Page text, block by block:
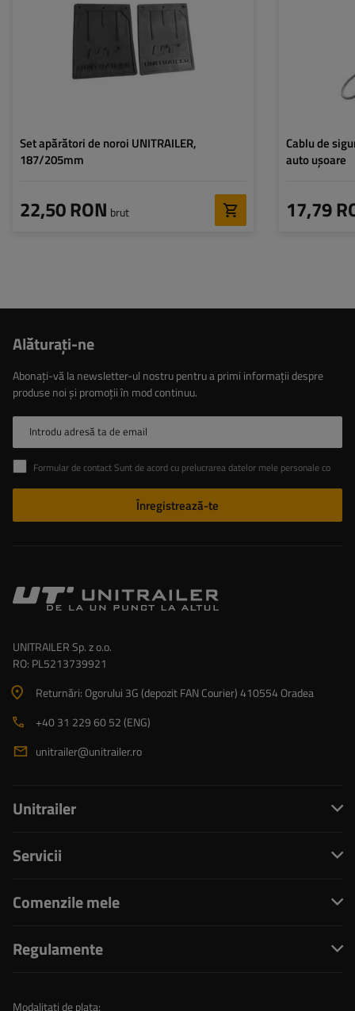
Set apărători de noroi UNITRAILER,
187/205mm
22,50 RON brut
187 mm
Cablu de
auto ușoare
17,79
Alăturaţi-ne
Abonați-vă la newsletter-ul nostru pentru a primi informații despre
produse noi și promoții în mod continuu.
Introdu adresă ta de email
Formular de contact Sunt de acord cu prelucrarea datelor mele personale conținute în formularul de contact în conformitate cu Regulamentul Parlamentului European și al Consiliului (UE)
Înregistrează-te
UNITRAILER Sp. z o.o.
RO: PL5213739921
Returnări: Ogorului 3G (depozit FAN Courier) 410554 Oradea
+40 31 229 60 52 (ENG)
unitrailer@unitrailer.ro
Unitrailer
Servicii
Comenzile mele
Regulamente
Modalitati de plata: